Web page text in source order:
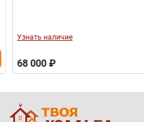
Узнать наличие
68 000 ₽